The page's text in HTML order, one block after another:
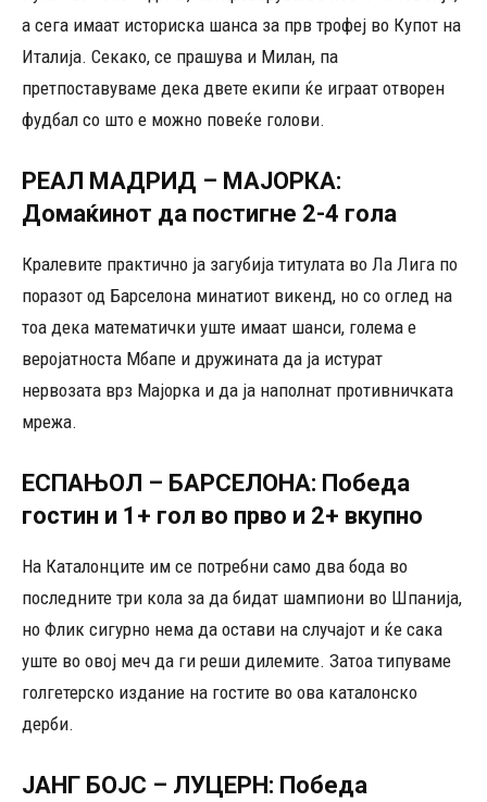
а сега имаат историска шанса за прв трофеј во Купот на
Италија. Секако, се прашува и Милан, па
претпоставуваме дека двете екипи ќе играат отворен
фудбал со што е можно повеќе голови.
РЕАЛ МАДРИД – МАЈОРКА:
Домаќинот да постигне 2-4 гола
Кралевите практично ја загубија титулата во Ла Лига по
поразот од Барселона минатиот викенд, но со оглед на
тоа дека математички уште имаат шанси, голема е
веројатноста Мбапе и дружината да ја истурат
нервозата врз Мајорка и да ја наполнат противничката
мрежа.
ЕСПАЊОЛ – БАРСЕЛОНА: Победа
гостин и 1+ гол во прво и 2+ вкупно
На Каталонците им се потребни само два бода во
последните три кола за да бидат шампиони во Шпанија,
но Флик сигурно нема да остави на случајот и ќе сака
уште во овој меч да ги реши дилемите. Затоа типуваме
голгетерско издание на гостите во ова каталонско
дерби.
ЈАНГ БОЈС – ЛУЦЕРН: Победа